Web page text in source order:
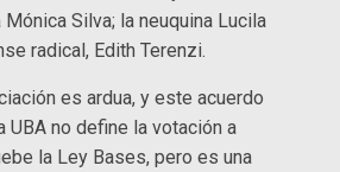
Mónica Silva; la neuquina Lucila
radical, Edith Terenzi.
es ardua, y este acuerdo
UBA no define la votación a
la Ley Bases, pero es una